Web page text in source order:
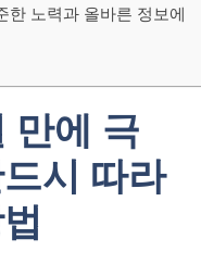
한 노력과 올바른 정보에
만에 극
시 따라